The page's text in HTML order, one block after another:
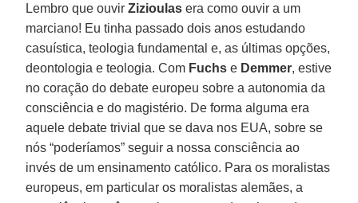
Lembro que ouvirZizioulas era como ouvir a um
marciano! Eu tinha passado dois anos estudando
casuística, teologia fundamental e, as últimas opções,
deontologia e teologia. Com Fuchs e Demmer, estive
no coração do debate europeu sobre a autonomia da
consciência e do magistério. De forma alguma era
aquele debate trivial que se dava nos EUA, sobre se
nós “poderíamos” seguir a nossa consciência ao
invés de um ensinamento católico. Para os moralistas
europeus, em particular os moralistas alemães, a